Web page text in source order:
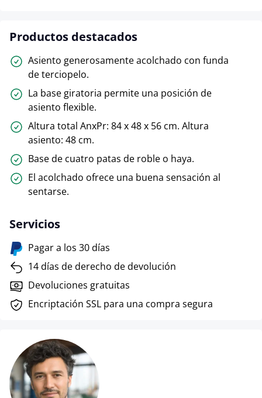
Productos destacados
Asiento generosamente acolchado con funda
de terciopelo.
La base giratoria permite una posición de
asiento flexible.
Altura total AnxPr: 84 x 48 x 56 cm. Altura
asiento: 48 cm.
Base de cuatro patas de roble o haya.
El acolchado ofrece una buena sensación al
sentarse.
Servicios
Pagar a los 30 días
14 días de derecho de devolución
Devoluciones gratuitas
Encriptación SSL para una compra segura